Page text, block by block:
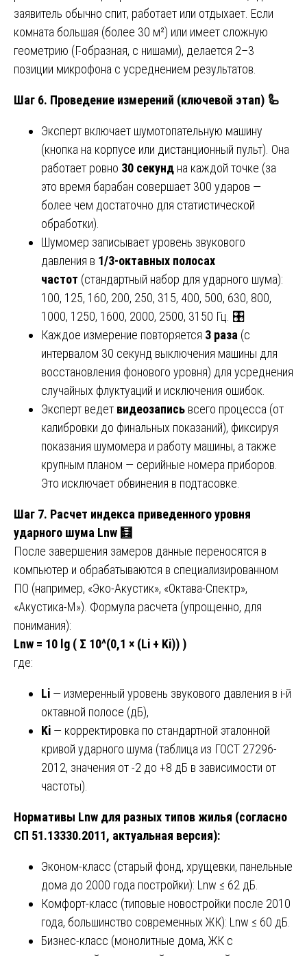
заявитель обычно спит, работает или отдыхает. Если
комната большая (более 30 м²) или имеет сложную
геометрию (Г-образная, с нишами), делается 2–3
позиции микрофона с усреднением результатов.
Шаг 6. Проведение измерений (ключевой этап) 🦾
Эксперт включает шумотопательную машину
(кнопка на корпусе или дистанционный пульт). Она
работает ровно 30 секунд на каждой точке (за
это время барабан совершает 300 ударов —
более чем достаточно для статистической
обработки).
Шумомер записывает уровень звукового
давления в 1/3-октавных полосах
частот (стандартный набор для ударного шума):
100, 125, 160, 200, 250, 315, 400, 500, 630, 800,
1000, 1250, 1600, 2000, 2500, 3150 Гц. 🎛️
Каждое измерение повторяется 3 раза (с
интервалом 30 секунд выключения машины для
восстановления фонового уровня) для усреднения
случайных флуктуаций и исключения ошибок.
Эксперт ведет видеозапись всего процесса (от
калибровки до финальных показаний), фиксируя
показания шумомера и работу машины, а также
крупным планом — серийные номера приборов.
Это исключает обвинения в подтасовке.
Шаг 7. Расчет индекса приведенного уровня
ударного шума Lnw 🧮
После завершения замеров данные переносятся в
компьютер и обрабатываются в специализированном
ПО (например, «Эко-Акустик», «Октава-Спектр»,
«Акустика-М»). Формула расчета (упрощенно, для
понимания):
Lnw = 10 lg ( Σ 10^(0,1 × (Li + Ki)) )
где:
Li — измеренный уровень звукового давления в i-й
октавной полосе (дБ),
Ki — корректировка по стандартной эталонной
кривой ударного шума (таблица из ГОСТ 27296-
2012, значения от -2 до +8 дБ в зависимости от
частоты).
Нормативы Lnw для разных типов жилья (согласно
СП 51.13330.2011, актуальная версия):
Эконом-класс (старый фонд, хрущевки, панельные
дома до 2000 года постройки): Lnw ≤ 62 дБ.
Комфорт-класс (типовые новостройки после 2010
года, большинство современных ЖК): Lnw ≤ 60 дБ.
Бизнес-класс (монолитные дома, ЖК с